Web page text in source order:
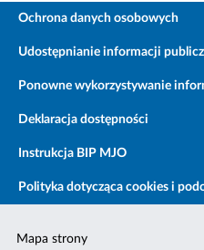
Ochrona danych osobowych
Udostępnianie informacji
Ponowne wykorzystywanie
Deklaracja dostępności
Instrukcja BIP MJO
Polityka dotycząca cookies i
Mapa strony